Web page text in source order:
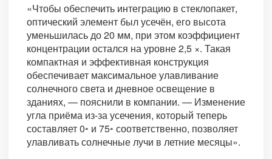
«Чтобы обеспечить интеграцию в стеклопакет,
оптический элемент был усечён, его высота
уменьшилась до 20 мм, при этом коэффициент
концентрации остался на уровне 2,5 ×. Такая
компактная и эффективная конструкция
обеспечивает максимальное улавливание
солнечного света и дневное освещение в
зданиях, — пояснили в компании. — Изменение
угла приёма из-за усечения, который теперь
составляет 0◦ и 75◦ соответственно, позволяет
улавливать солнечные лучи в летние месяцы».